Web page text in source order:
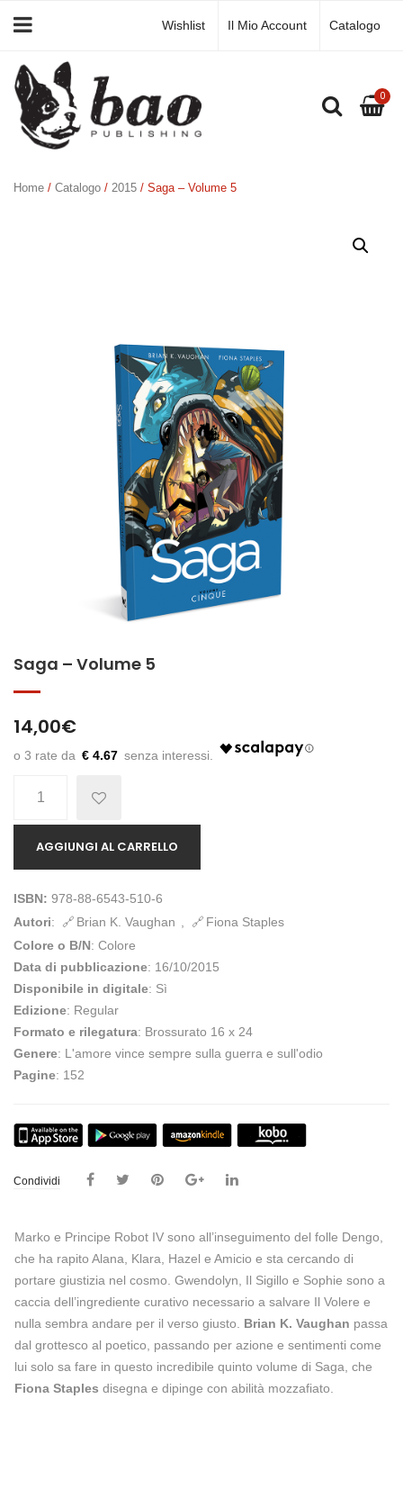
Wishlist Il Mio Account Catalogo
0
Home / Catalogo / 2015 / Saga – Volume 5
Saga – Volume 5
14,00€
€ 4.67
AGGIUNGI AL CARRELLO
ISBN: 978-88-6543-510-6
Autori: Brian K. Vaughan ,
Fiona Staples
Colore o B/N: Colore
Data di pubblicazione: 16/10/2015
Disponibile in digitale: Sì
Edizione: Regular
Formato e rilegatura: Brossurato 16 x 24
Genere: L'amore vince sempre sulla guerra e sull'odio
Pagine: 152
Condividi
Marko e Principe Robot IV sono all’inseguimento del folle Dengo,
che ha rapito Alana, Klara, Hazel e Amicio e sta cercando di
portare giustizia nel cosmo. Gwendolyn, Il Sigillo e Sophie sono a
caccia dell’ingrediente curativo necessario a salvare Il Volere e
nulla sembra andare per il verso giusto. Brian K. Vaughan passa
dal grottesco al poetico, passando per azione e sentimenti come
lui solo sa fare in questo incredibile quinto volume di Saga, che
Fiona Staples disegna e dipinge con abilità mozzafiato.